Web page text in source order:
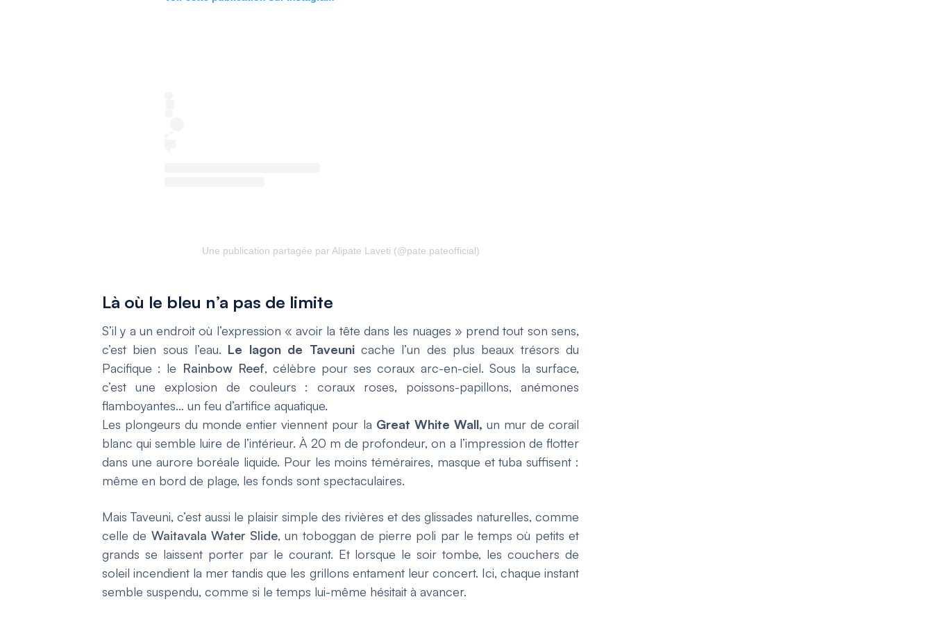
Une publication partagée par Alipate Laveti (@pate.pateofficial)
Là où le bleu n’a pas de limite
S’il y a un endroit où l’expression « avoir la tête dans les nuages » prend tout son sens,
c’est bien sous l’eau. Le lagon de Taveunicache l’un des plus beaux trésors du
Pacifique : le Rainbow Reef, célèbre pour ses coraux arc-en-ciel. Sous la surface,
c’est une explosion de couleurs : coraux roses, poissons-papillons, anémones
flamboyantes… un feu d’artifice aquatique.
Les plongeurs du monde entier viennent pour la Great White Wall, un mur de corail
blanc qui semble luire de l’intérieur. À 20 m de profondeur, on a l’impression de flotter
dans une aurore boréale liquide. Pour les moins téméraires, masque et tuba suffisent :
même en bord de plage, les fonds sont spectaculaires.
Mais Taveuni, c’est aussi le plaisir simple des rivières et des glissades naturelles, comme
celle de Waitavala Water Slide, un toboggan de pierre poli par le temps où petits et
grands se laissent porter par le courant. Et lorsque le soir tombe, les couchers de
soleil incendient la mer tandis que les grillons entament leur concert. Ici, chaque instant
semble suspendu, comme si le temps lui-même hésitait à avancer.